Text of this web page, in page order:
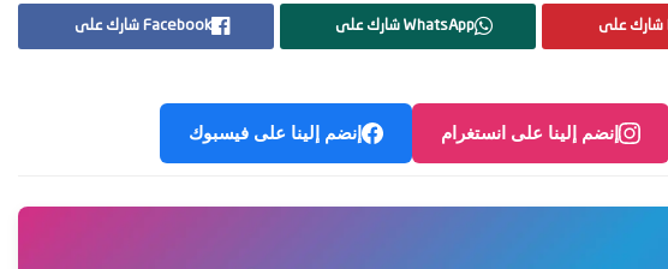
Facebook شارك على WhatsApp شارك على
إنضم إلينا على فيسبوك إنضم إلينا على انستغرام